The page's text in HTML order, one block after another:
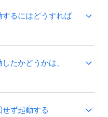
るには​どう​すれば​
用の​デバイスに​
できます。​たとえば​
す。
たか​どうかは、​
バイス上部の LED の​
ず起動する​